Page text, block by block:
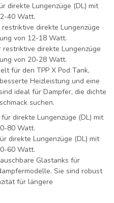
direkte Lungenzüge (DL) mit
40 Watt.
restriktive direkte Lungenzüge
von 12-18 Watt.
restriktive direkte Lungenzüge
von 20-28 Watt.
für den TPP X Pod Tank,
Heizleistung und eine
ideal für Dampfer, die dichte
suchen.
für direkte Lungenzüge (DL) mit
80 Watt.
direkte Lungenzüge (DL) mit
60 Watt.
Glastanks für
Sie sind robust
für längere